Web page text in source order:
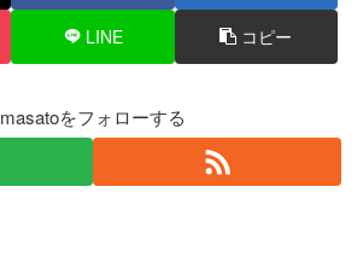
LINE コピー
masatoをフォローする